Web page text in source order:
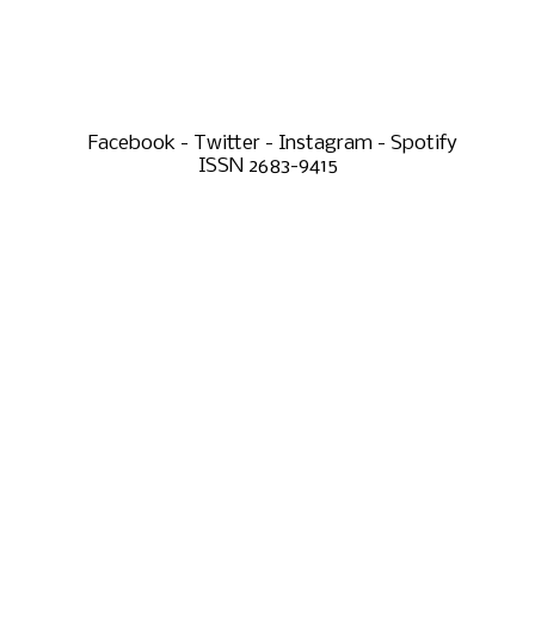
Facebook - Twitter - Instagram - Spotify
ISSN 2683-9415